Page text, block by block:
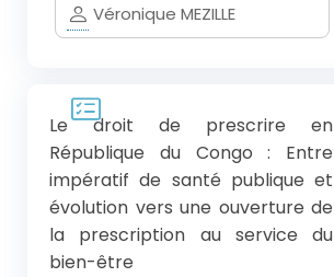
Véronique MEZILLE
Le droit de prescrire en
République du Congo : Entre
impératif de santé publique et
évolution vers une ouverture de
la prescription au service du
bien-être